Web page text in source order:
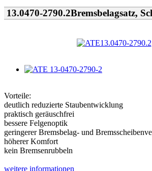
13.0470-2790.2Bremsbelagsatz,
Vorteile:
deutlich reduzierte Staubentwicklung
praktisch geräuschfrei
bessere Felgenoptik
geringerer Bremsbelag- und
höherer Komfort
kein Bremsenrubbeln
weitere informationen